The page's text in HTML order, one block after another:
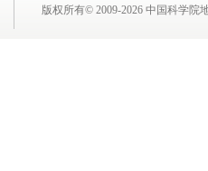
版权所有© 2009-2026 中国科学院